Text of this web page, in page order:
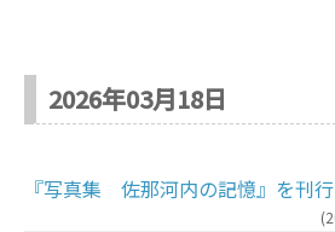
2026年03月18日
『写真集 佐那河内の記憶』を刊
(